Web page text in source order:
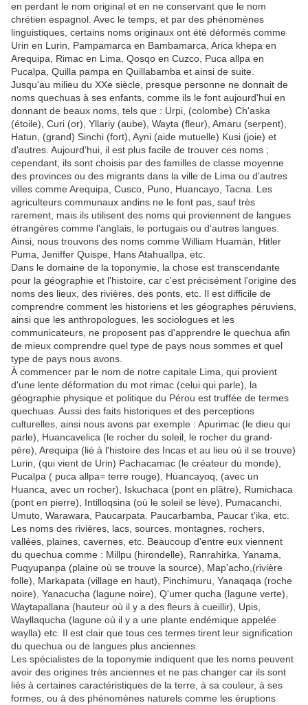
en perdant le nom original et en ne conservant que le nom
chrétien espagnol. Avec le temps, et par des phénomènes
linguistiques, certains noms originaux ont été déformés comme
Urin en Lurin, Pampamarca en Bambamarca, Arica khepa en
Arequipa, Rimac en Lima, Qosqo en Cuzco, Puca allpa en
Pucalpa, Quilla pampa en Quillabamba et ainsi de suite.
Jusqu'au milieu du XXe siècle, presque personne ne donnait de
noms quechuas à ses enfants, comme ils le font aujourd'hui en
donnant de beaux noms, tels que : Urpi, (colombe) Ch'aska
(étoile), Curi (or), Yllariy (aube), Wayta (fleur), Amaru (serpent),
Hatun, (grand) Sinchi (fort), Ayni (aide mutuelle) Kusi (joie) et
d'autres. Aujourd'hui, il est plus facile de trouver ces noms ;
cependant, ils sont choisis par des familles de classe moyenne
des provinces ou des migrants dans la ville de Lima ou d'autres
villes comme Arequipa, Cusco, Puno, Huancayo, Tacna. Les
agriculteurs communaux andins ne le font pas, sauf très
rarement, mais ils utilisent des noms qui proviennent de langues
étrangères comme l'anglais, le portugais ou d'autres langues.
Ainsi, nous trouvons des noms comme William Huamán, Hitler
Puma, Jeniffer Quispe, Hans Atahuallpa, etc.
Dans le domaine de la toponymie, la chose est transcendante
pour la géographie et l'histoire, car c'est précisément l'origine des
noms des lieux, des rivières, des ponts, etc. Il est difficile de
comprendre comment les historiens et les géographes péruviens,
ainsi que les anthropologues, les sociologues et les
communicateurs, ne proposent pas d'apprendre le quechua afin
de mieux comprendre quel type de pays nous sommes et quel
type de pays nous avons.
À commencer par le nom de notre capitale Lima, qui provient
d'une lente déformation du mot rimac (celui qui parle), la
géographie physique et politique du Pérou est truffée de termes
quechuas. Aussi des faits historiques et des perceptions
culturelles, ainsi nous avons par exemple : Apurimac (le dieu qui
parle), Huancavelica (le rocher du soleil, le rocher du grand-
père), Arequipa (lié à l'histoire des Incas et au lieu où il se trouve)
Lurin, (qui vient de Urin) Pachacamac (le créateur du monde),
Pucalpa ( puca allpa= terre rouge), Huancayoq, (avec un
Huanca, avec un rocher), Iskuchaca (pont en plâtre), Rumichaca
(pont en pierre), Intilloqsina (où le soleil se lève), Pumacanchi,
Umuto, Warawara, Paucarpata. Paucarbamba, Paucar t'ika, etc.
Les noms des rivières, lacs, sources, montagnes, rochers,
vallées, plaines, cavernes, etc. Beaucoup d'entre eux viennent
du quechua comme : Millpu (hirondelle), Ranrahirka, Yanama,
Puqyupanpa (plaine où se trouve la source), Map'acho,(rivière
folle), Markapata (village en haut), Pinchimuru, Yanaqaqa (roche
noire), Yanacucha (lagune noire), Q'umer qucha (lagune verte),
Waytapallana (hauteur où il y a des fleurs à cueillir), Upis,
Wayllaqucha (lagune où il y a une plante endémique appelée
waylla) etc. Il est clair que tous ces termes tirent leur signification
du quechua ou de langues plus anciennes.
Les spécialistes de la toponymie indiquent que les noms peuvent
avoir des origines très anciennes et ne pas changer car ils sont
liés à certaines caractéristiques de la terre, à sa couleur, à ses
formes, ou à des phénomènes naturels comme les éruptions